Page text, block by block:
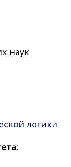
наук
логики